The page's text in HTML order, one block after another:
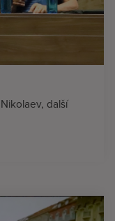
další